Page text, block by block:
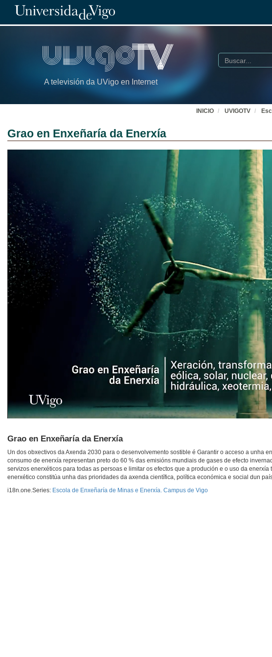
A televisión da UVigo en Internet
Buscar
INICIO UVIGOTV
Grao en Enxeñaría da Enerxía
Grao en Enxeñaría da Enerxía
Un dos obxectivos da Axenda 2030 para o desenvolvemento sostible é Garantir o acceso a unha
consumo de enerxía representan preto do 60 % das emisións mundiais de gases de efecto
servizos enerxéticos para todas as persoas e limitar os efectos que a produción e o uso da
enerxético constitúa unha das prioridades da axenda científica, política económica e social dun
i18n.one.Series: Escola de Enxeñaría de Minas e Enerxía. Campus de Vigo